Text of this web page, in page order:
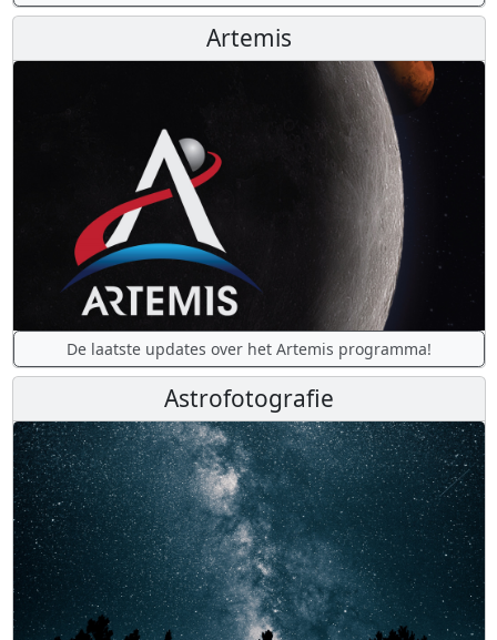
Artemis
De laatste updates over het Artemis programma!
Astrofotografie